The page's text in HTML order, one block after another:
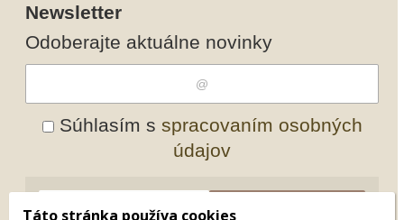
Newsletter
Odoberajte aktuálne novinky
Súhlasím s spracovaním osobných
údajov
Táto stránka používa cookies